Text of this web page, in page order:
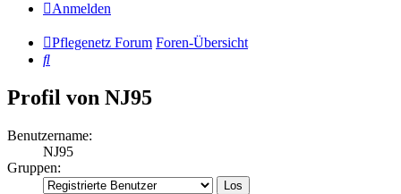
Anmelden
Pflegenetz Forum Foren-Übersicht
Suche
Profil von NJ95
Benutzername:
NJ95
Gruppen: